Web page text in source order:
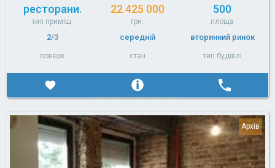
ресторани.
тип приміщ.
22 425 000
грн.
500
площа
2/3
поверх
середній
стан
вторинний ринок
тип будівлі